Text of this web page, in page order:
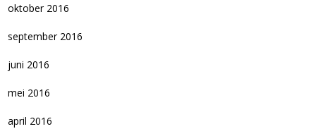
oktober 2016
september 2016
juni 2016
mei 2016
april 2016